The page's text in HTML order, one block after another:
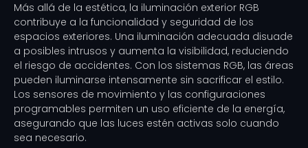
Más allá de la estética, la iluminación exterior RGB
contribuye a la funcionalidad y seguridad de los
espacios exteriores. Una iluminación adecuada disuade
a posibles intrusos y aumenta la visibilidad, reduciendo
el riesgo de accidentes. Con los sistemas RGB, las áreas
pueden iluminarse intensamente sin sacrificar el estilo.
Los sensores de movimiento y las configuraciones
programables permiten un uso eficiente de la energía,
asegurando que las luces estén activas solo cuando
sea necesario.